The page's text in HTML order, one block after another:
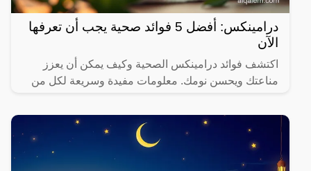
درامينكس: أفضل 5 فوائد صحية يجب أن تعرفها
الآن
اكتشف فوائد درامينكس الصحية وكيف يمكن أن يعزز
مناعتك ويحسن نومك. معلومات مفيدة وسريعة لكل من